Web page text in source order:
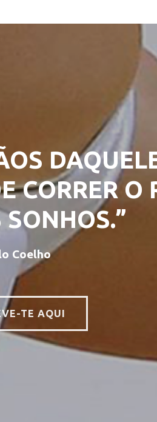
CORRER O
SONHOS.”
Coelho
TE AQUI